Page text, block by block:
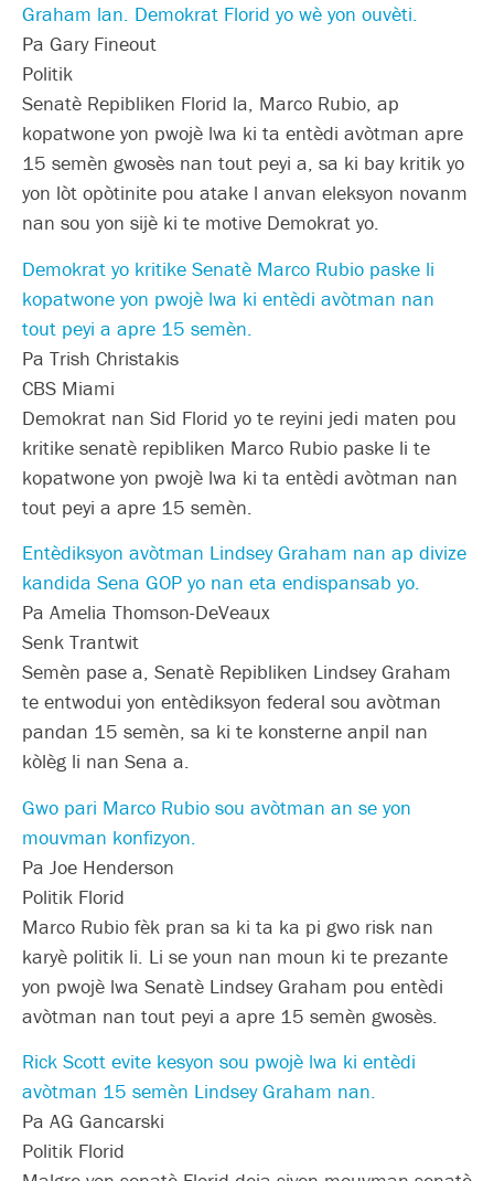
Graham lan. Demokrat Florid yo wè yon ouvèti.
Pa Gary Fineout
Politik
Senatè Repibliken Florid la, Marco Rubio, ap
kopatwone yon pwojè lwa ki ta entèdi avòtman apre
15 semèn gwosès nan tout peyi a, sa ki bay kritik yo
yon lòt opòtinite pou atake l anvan eleksyon novanm
nan sou yon sijè ki te motive Demokrat yo.
Demokrat yo kritike Senatè Marco Rubio paske li
kopatwone yon pwojè lwa ki entèdi avòtman nan
tout peyi a apre 15 semèn.
Pa Trish Christakis
CBS Miami
Demokrat nan Sid Florid yo te reyini jedi maten pou
kritike senatè repibliken Marco Rubio paske li te
kopatwone yon pwojè lwa ki ta entèdi avòtman nan
tout peyi a apre 15 semèn.
Entèdiksyon avòtman Lindsey Graham nan ap divize
kandida Sena GOP yo nan eta endispansab yo.
Pa Amelia Thomson-DeVeaux
Senk Trantwit
Semèn pase a, Senatè Repibliken Lindsey Graham
te entwodui yon entèdiksyon federal sou avòtman
pandan 15 semèn, sa ki te konsterne anpil nan
kòlèg li nan Sena a.
Gwo pari Marco Rubio sou avòtman an se yon
mouvman konfizyon.
Pa Joe Henderson
Politik Florid
Marco Rubio fèk pran sa ki ta ka pi gwo risk nan
karyè politik li. Li se youn nan moun ki te prezante
yon pwojè lwa Senatè Lindsey Graham pou entèdi
avòtman nan tout peyi a apre 15 semèn gwosès.
Rick Scott evite kesyon sou pwojè lwa ki entèdi
avòtman 15 semèn Lindsey Graham nan.
Pa AG Gancarski
Politik Florid